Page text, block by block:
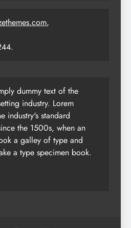
,
dummy text of the
industry. Lorem
industry's standard
the 1500s, when an
a galley of type and
a type specimen book.